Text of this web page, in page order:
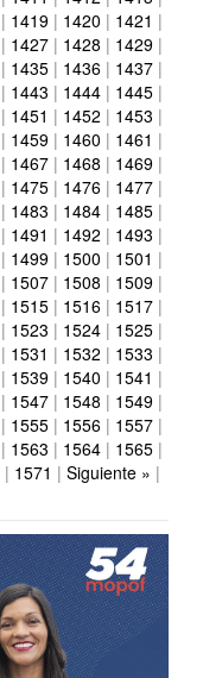
| 1419 | 1420 | 1421 |
| 1427 | 1428 | 1429 |
| 1435 | 1436 | 1437 |
| 1443 | 1444 | 1445 |
| 1451 | 1452 | 1453 |
| 1459 | 1460 | 1461 |
| 1467 | 1468 | 1469 |
| 1475 | 1476 | 1477 |
| 1483 | 1484 | 1485 |
| 1491 | 1492 | 1493 |
| 1499 | 1500 | 1501 |
| 1507 | 1508 | 1509 |
| 1515 | 1516 | 1517 |
| 1523 | 1524 | 1525 |
| 1531 | 1532 | 1533 |
| 1539 | 1540 | 1541 |
| 1547 | 1548 | 1549 |
| 1555 | 1556 | 1557 |
| 1563 | 1564 | 1565 |
| 1571 | Siguiente » |